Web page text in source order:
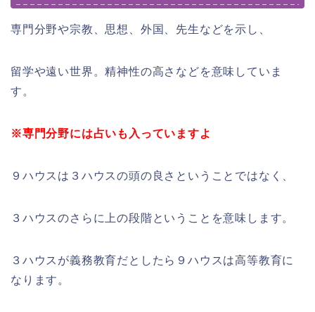
専門分野や宗教、思想、外国、先生などを示し、
留学や遠い世界。精神性の高さなどを意味していま
す。
※専門分野には占いも入っていますよ
９ハウスは３ハウスの頭の良さということではなく、
３ハウスのさらに上の段階ということを意味します。
３ハウスが義務教育だとしたら９ハウスは高等教育に
なります。